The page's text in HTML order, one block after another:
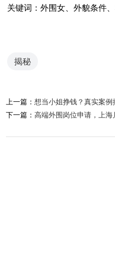
关键词：外围女、外貌条件
揭秘
上一篇： 想当小姐挣钱？真实案
下一篇： 高端外围岗位申请，上海